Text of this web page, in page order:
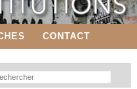
CONTACT